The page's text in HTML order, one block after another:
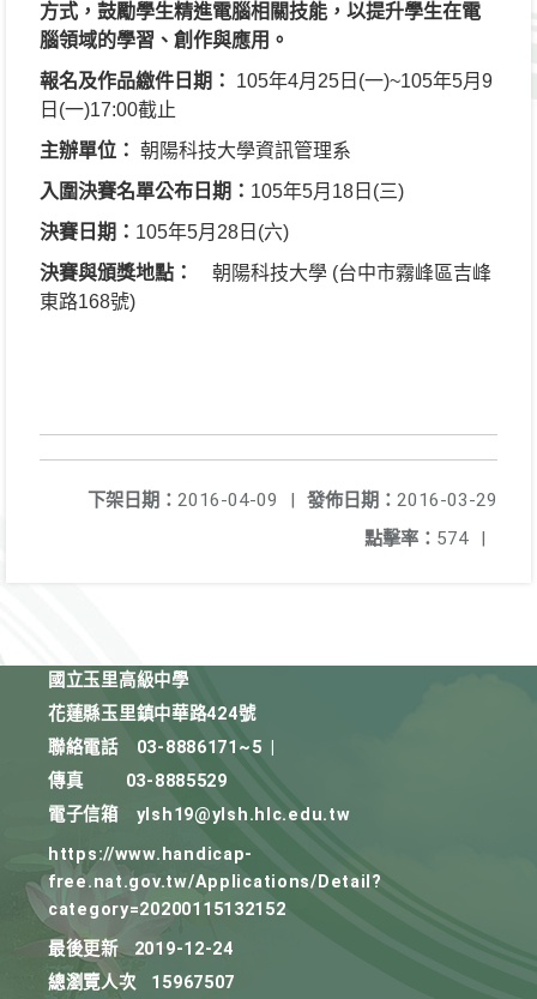
方式，鼓勵學生精進電腦相關技能，以提升學生在電
腦領域的學習、創作與應用。
報名及作品繳件日期：
105年4月 25 日 (一)~105年5月 9
日 (一)17:00截止
主辦單位： 朝陽科技大學資訊管理系
入圍決賽名單公布日期： 105年5月 18 日 (三)
決賽日期： 105年5月 28 日 (六)
決賽與頒獎地點：
朝陽科技大學 (台中市霧峰區吉峰
東路168號)
發佈日期： 2016-03-29
下架日期： 2016-04-09
|
點擊率： 574 |
國立玉里高級中學
花蓮縣玉里鎮中華路424號
聯絡電話
03-8886171~5
傳真
03-8885529
電子信箱
ylsh19@ylsh.hlc.edu.tw
https://www.handicap-
free.nat.gov.tw/Applications/Detail?
category=20200115132152
最後更新
2019-12-24
總瀏覽人次
15967507